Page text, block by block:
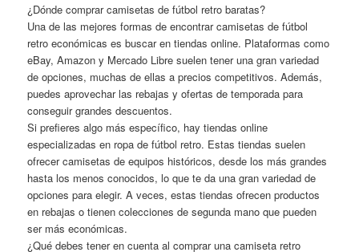
¿Dónde comprar camisetas de fútbol retro baratas?
Una de las mejores formas de encontrar camisetas de fútbol
retro económicas es buscar en tiendas online. Plataformas como
eBay, Amazon y Mercado Libre suelen tener una gran variedad
de opciones, muchas de ellas a precios competitivos. Además,
puedes aprovechar las rebajas y ofertas de temporada para
conseguir grandes descuentos.
Si prefieres algo más específico, hay tiendas online
especializadas en ropa de fútbol retro. Estas tiendas suelen
ofrecer camisetas de equipos históricos, desde los más grandes
hasta los menos conocidos, lo que te da una gran variedad de
opciones para elegir. A veces, estas tiendas ofrecen productos
en rebajas o tienen colecciones de segunda mano que pueden
ser más económicas.
¿Qué debes tener en cuenta al comprar una camiseta retro